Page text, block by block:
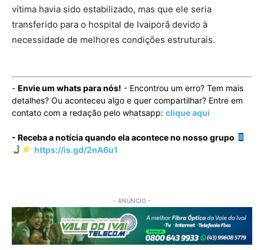
vítima havia sido estabilizado, mas que ele seria
transferido para o hospital de Ivaiporã devido à
necessidade de melhores condições estruturais.
- Envie um whats para nós! - Encontrou um erro? Tem mais
detalhes? Ou aconteceu algo e quer compartilhar? Entre em
contato com a redação pelo whatsapp: clique aqui
- Receba a notícia quando ela acontece no nosso grupo
https://is.gd/2nA6u1
- ANÚNCIO -